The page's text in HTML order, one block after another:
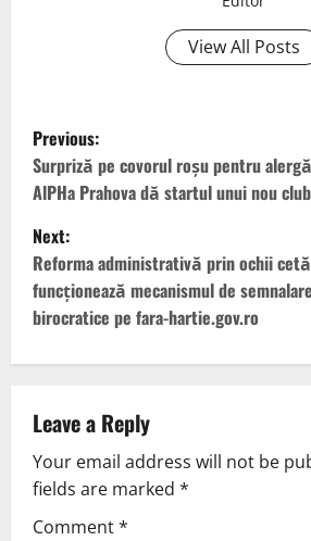
View All Posts
Previous:
Surpriză pe covorul roșu pentru
AlPHa Prahova dă startul unui nou
Next:
Reforma administrativă prin ochii
funcționează mecanismul de
birocratice pe fara-hartie.gov.ro
Leave a Reply
Your email address will not be
fields are marked *
Comment*